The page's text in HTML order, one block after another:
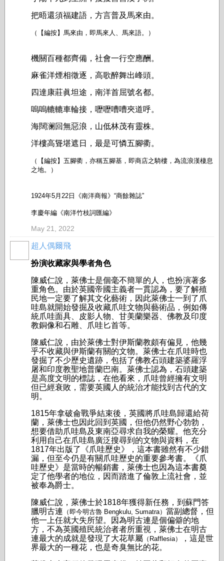
把晤還須福建語，方言普及馬來由。
（【編按】馬來由，即馬來人、馬來語。）
機關百種都齊備，社會一行空應酬。
麻雀洋煙相徵逐，高歌醉舞出峰頭。
四達康莊眞坦途，南洋首屈號名都。
嗚嗚轆轆車輪接，嚦嚦嘈嘈夾道呼。
海闊澜回無惡浪，山低林茂有靈株。
洋樓高聳堪遮日，最是可憐五腳衢。
（【編按】五腳衢，亦稱五腳基，即商店之騎樓，為流浪漢棲息
之地。）
1924年5月22日《南洋商報》“商餘雜誌”
李慶年編《南洋竹枝詞匯編》
May 21, 2022
超人偶爾飛
扮演收藏家與學者角色
陳威仁說，萊佛士是個毫不簡單的人，也扮演著多
重角色。由於英國帝國主義者一貫認為，要了解殖
民地一定要了解其文化藝術，因此萊佛士一到了爪
哇島就開始發掘及收藏爪哇文物與藝術品，例如傳
統爪哇面具、皮影人物、甘美蘭樂器、佛教及印度
教銅像和石雕、爪哇匕首等。
陳威仁說，由於萊佛士對伊斯蘭教頗有偏見，他幾
乎不收藏與伊斯蘭有關的文物。萊佛士在爪哇時也
發掘了不少歷史遺跡，包括了佛教石頭建築婆羅浮
屠和印度教聖地普蘭巴南。萊佛士認為，石頭建築
是高度文明的標誌，在他看來，爪哇曾經擁有文明
但已經衰敗，需要英國人的統治才能找到古代的文
明。
1815年拿破侖戰爭結束後，英國將爪哇島歸還給荷
蘭，萊佛士也因此回到英國，但他仍然野心勃勃，
想要借助爪哇島及東南亞尋求自我的榮耀。他充分
利用自己在爪哇島廣泛搜尋到的文物與資料，在
1817年出版了《爪哇歷史》，這本書雖然有不少錯
漏，但至今仍是有關爪哇歷史的重要參考書。《爪
哇歷史》是當時的暢銷書，萊佛士也因為這本書奠
定了他學者的地位，因而踏進了倫敦上流社會，並
被奉為爵士。
陳威仁說，萊佛士於1818年獲得新任務，到蘇門答
臘明古連 （即今明古魯 Bengkulu, Sumatra） 當副總督，但
他一上任就大失所望。因為明古連是個偏僻的地
方，不為英國殖民統治者者所重視，萊佛士在明古
連最大的成就是發現了大花草屬 （Rafflesia）
，這是世
界最大的一種花，也是奇臭無比的花。